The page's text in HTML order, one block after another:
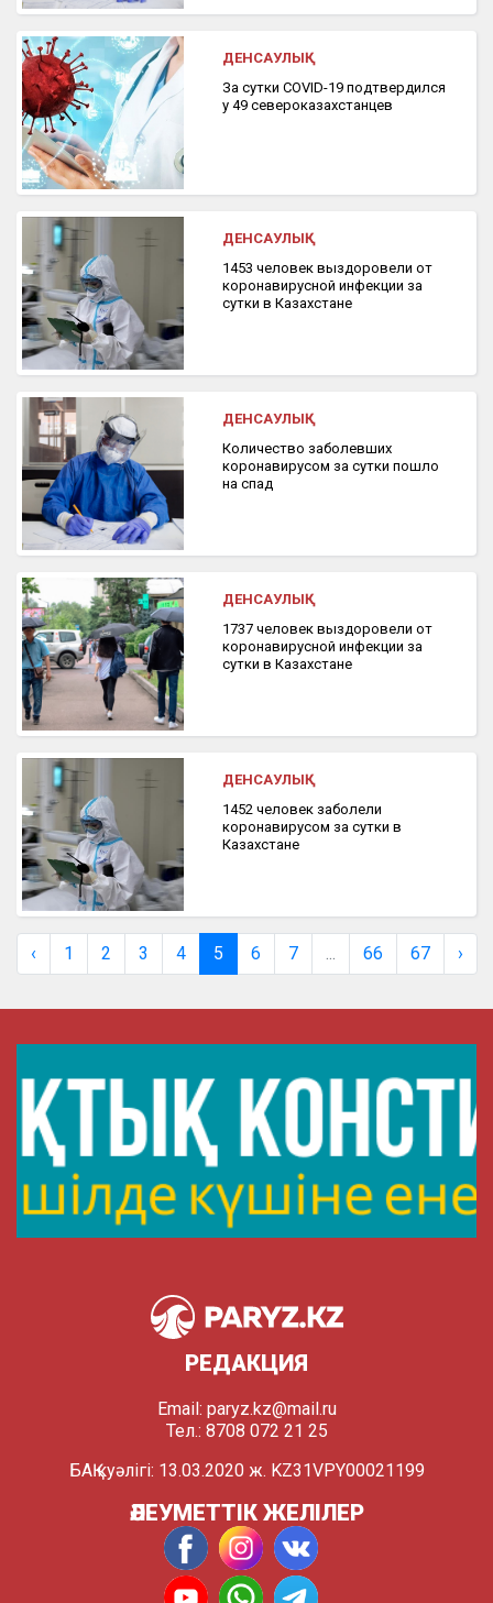
ДЕНСАУЛЫҚ
За сутки COVID-19 подтвердился
у 49 североказахстанцев
ДЕНСАУЛЫҚ
1453 человек выздоровели от
коронавирусной инфекции за
сутки в Казахстане
ДЕНСАУЛЫҚ
Количество заболевших
коронавирусом за сутки пошло
на спад
ДЕНСАУЛЫҚ
1737 человек выздоровели от
коронавирусной инфекции за
сутки в Казахстане
ДЕНСАУЛЫҚ
1452 человек заболели
коронавирусом за сутки в
Казахстане
‹ 1 2 3 4 5 6 7 ... 66 67 ›
РЕДАКЦИЯ
Email: paryz.kz@mail.ru
Тел.: 8708 072 21 25
БАҚ куәлігі: 13.03.2020 ж. KZ31VPY00021199
ӘЛЕУМЕТТІК ЖЕЛІЛЕР